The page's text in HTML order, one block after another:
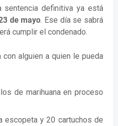
sentencia definitiva ya está
de mayo. Ese día se sabrá
cumplir el condenado.
alguien a quien le pueda
de marihuana en proceso
escopeta y 20 cartuchos de